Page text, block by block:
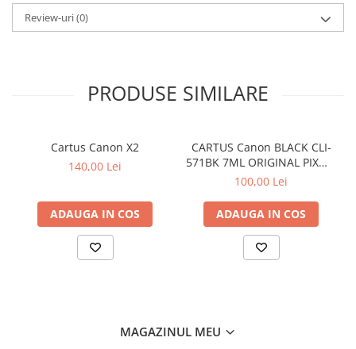
Review-uri(0)
PRODUSE SIMILARE
Cartus Canon X2
140,00 Lei
ADAUGA IN COS
CARTUS Canon BLACK CLI-
571BK 7ML ORIGINAL PIXMA
MG6850
100,00 Lei
ADAUGA IN COS
MAGAZINUL MEU